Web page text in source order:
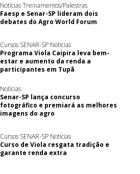
Notícias Treinamentos/Palestras
Faesp e Senar-SP lideram dois
debates do Agro World Forum
Cursos SENAR-SP Notícias
Programa Viola Caipira leva bem-
estar e aumento da renda a
participantes em Tupã
Notícias
Senar-SP lança concurso
fotográfico e premiará as melhores
imagens do agro
Cursos SENAR-SP Notícias
Curso de Viola resgata tradição e
garante renda extra